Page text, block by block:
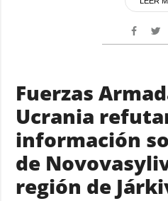
Fuerzas
Ucrania
información
de
región de